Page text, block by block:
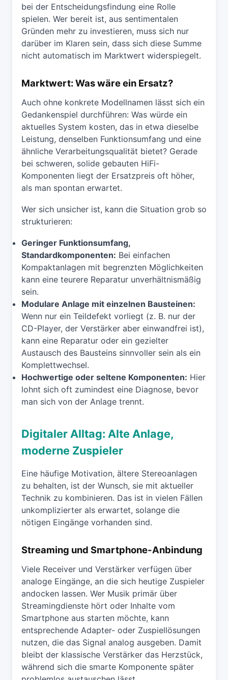
bei der Entscheidungsfindung eine Rolle
spielen. Wer bereit ist, aus sentimentalen
Gründen mehr zu investieren, muss sich nur
darüber im Klaren sein, dass sich diese Summe
nicht automatisch im Marktwert widerspiegelt.
Marktwert: Was wäre ein Ersatz?
Auch ohne konkrete Modellnamen lässt sich ein
Gedankenspiel durchführen: Was würde ein
aktuelles System kosten, das in etwa dieselbe
Leistung, denselben Funktionsumfang und eine
ähnliche Verarbeitungsqualität bietet? Gerade
bei schweren, solide gebauten HiFi-
Komponenten liegt der Ersatzpreis oft höher,
als man spontan erwartet.
Wer sich unsicher ist, kann die Situation grob so
strukturieren:
Geringer Funktionsumfang,
Standardkomponenten: Bei einfachen
Kompaktanlagen mit begrenzten Möglichkeiten
kann eine teurere Reparatur unverhältnismäßig
sein.
Modulare Anlage mit einzelnen Bausteinen:
Wenn nur ein Teildefekt vorliegt (z. B. nur der
CD-Player, der Verstärker aber einwandfrei ist),
kann eine Reparatur oder ein gezielter
Austausch des Bausteins sinnvoller sein als ein
Komplettwechsel.
Hochwertige oder seltene Komponenten: Hier
lohnt sich oft zumindest eine Diagnose, bevor
man sich von der Anlage trennt.
Digitaler Alltag: Alte Anlage,
moderne Zuspieler
Eine häufige Motivation, ältere Stereoanlagen
zu behalten, ist der Wunsch, sie mit aktueller
Technik zu kombinieren. Das ist in vielen Fällen
unkomplizierter als erwartet, solange die
nötigen Eingänge vorhanden sind.
Streaming und Smartphone-Anbindung
Viele Receiver und Verstärker verfügen über
analoge Eingänge, an die sich heutige Zuspieler
andocken lassen. Wer Musik primär über
Streamingdienste hört oder Inhalte vom
Smartphone aus starten möchte, kann
entsprechende Adapter- oder Zuspiellösungen
nutzen, die das Signal analog ausgeben. Damit
bleibt der klassische Verstärker das Herzstück,
während sich die smarte Komponente später